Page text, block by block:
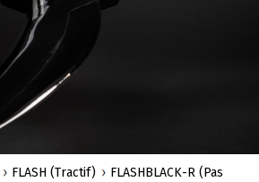
FLASH (Tractif)
FLASHBLACK-R (Pas